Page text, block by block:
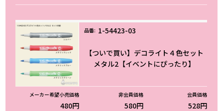
1-54423-03
【ついで買い】デコライト４色セット
メタル2【イベントにぴったり】
480円 580円 528円